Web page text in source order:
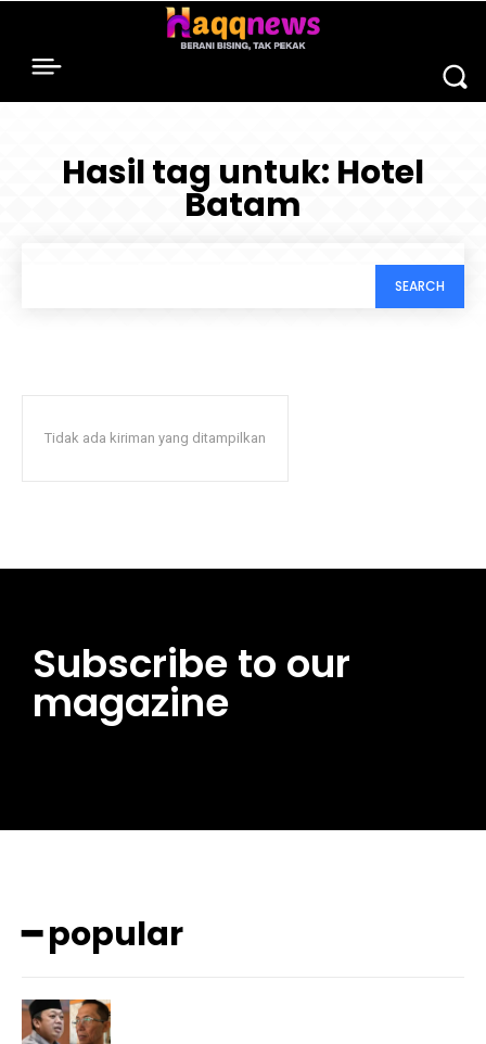
Hasil tag untuk: Hotel
Batam
SEARCH
Tidak ada kiriman yang ditampilkan
Subscribe to our
magazine
━ popular